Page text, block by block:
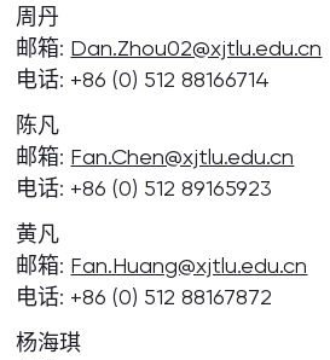
周丹
邮箱: Dan.Zhou02@xjtlu.edu.cn
电话: +86 (0) 512 88166714
陈凡
邮箱: Fan.Chen@xjtlu.edu.cn
电话: +86 (0) 512 89165923
黄凡
邮箱: Fan.Huang@xjtlu.edu.cn
电话: +86 (0) 512 88167872
杨海琪